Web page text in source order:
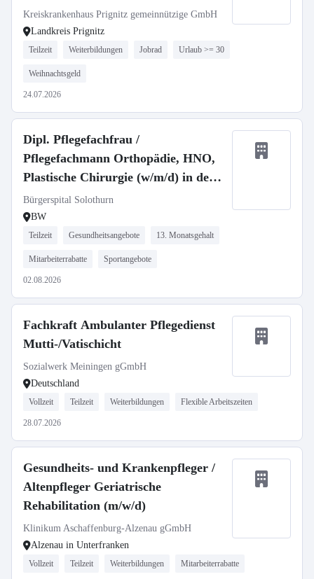
Kreiskrankenhaus Prignitz gemeinnützige GmbH
Landkreis Prignitz
Teilzeit Weiterbildungen Jobrad Urlaub >= 30
Weihnachtsgeld
24.07.2026
Dipl. Pflegefachfrau /
Pflegefachmann Orthopädie, HNO,
Plastische Chirurgie (w/m/d) in der
Schweiz
Bürgerspital Solothurn
BW
Teilzeit Gesundheitsangebote 13. Monatsgehalt
Mitarbeiterrabatte Sportangebote
02.08.2026
Fachkraft Ambulanter Pflegedienst
Mutti-/Vatischicht
Sozialwerk Meiningen gGmbH
Deutschland
Vollzeit Teilzeit Weiterbildungen Flexible Arbeitszeiten
28.07.2026
Gesundheits- und Krankenpfleger /
Altenpfleger Geriatrische
Rehabilitation (m/w/d)
Klinikum Aschaffenburg-Alzenau gGmbH
Alzenau in Unterfranken
Vollzeit Teilzeit Weiterbildungen Mitarbeiterrabatte